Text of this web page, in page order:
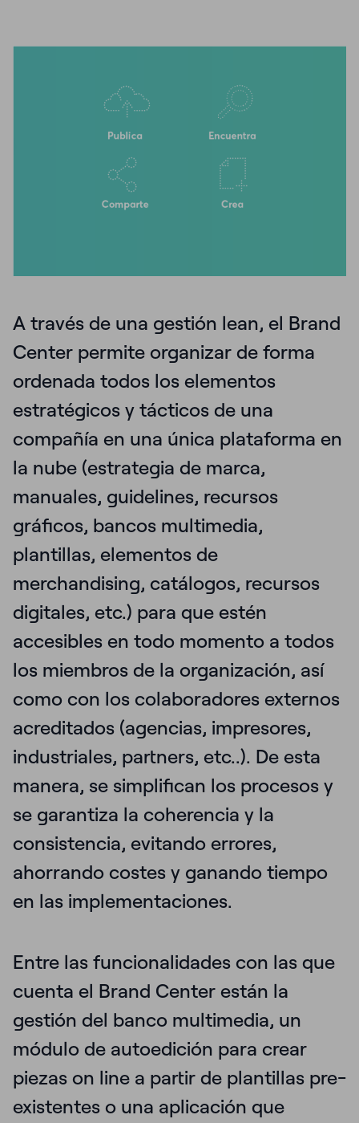
A través de una gestión lean, el Brand
Center permite organizar de forma
ordenada todos los elementos
estratégicos y tácticos de una
compañía en una única plataforma en
la nube (estrategia de marca,
manuales, guidelines, recursos
gráficos, bancos multimedia,
plantillas, elementos de
merchandising, catálogos, recursos
digitales, etc.) para que estén
accesibles en todo momento a todos
los miembros de la organización, así
como con los colaboradores externos
acreditados (agencias, impresores,
industriales, partners, etc..). De esta
manera, se simplifican los procesos y
se garantiza la coherencia y la
consistencia, evitando errores,
ahorrando costes y ganando tiempo
en las implementaciones.
Entre las funcionalidades con las que
cuenta el Brand Center están la
gestión del banco multimedia, un
módulo de autoedición para crear
piezas on line a partir de plantillas pre-
existentes o una aplicación que